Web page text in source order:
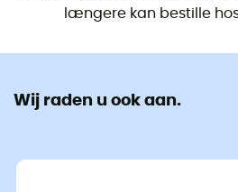
længere kan bestille
Wij raden u ook aan.